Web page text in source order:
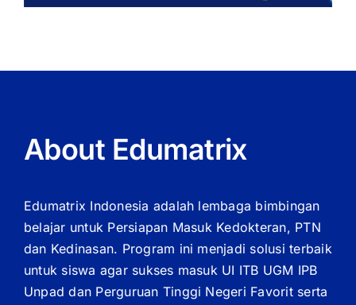
About Edumatrix
Edumatrix Indonesia adalah lembaga bimbingan
belajar untuk Persiapan Masuk Kedokteran, PTN
dan Kedinasan. Program ini menjadi solusi terbaik
untuk siswa agar sukses masuk UI ITB UGM IPB
Unpad dan Perguruan Tinggi Negeri Favorit serta